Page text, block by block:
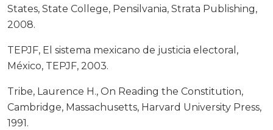
States, State College, Pensilvania, Strata Publishing,
2008.
TEPJF, El sistema mexicano de justicia electoral,
México, TEPJF, 2003.
Tribe, Laurence H., On Reading the Constitution,
Cambridge, Massachusetts, Harvard University Press,
1991.